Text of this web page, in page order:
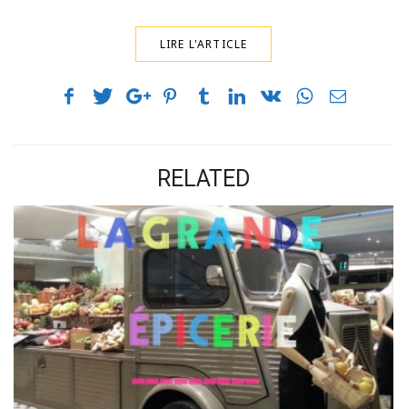
LIRE L'ARTICLE
RELATED